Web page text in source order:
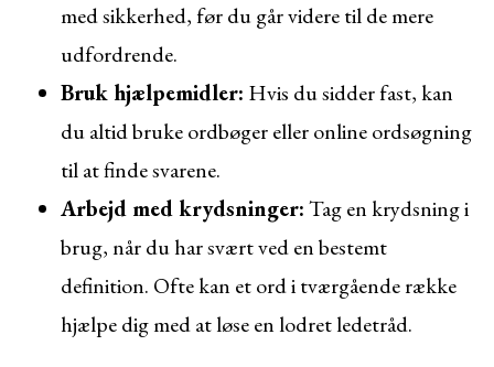
med sikkerhed, før du går videre til de mere
udfordrende.
Bruk hjælpemidler: Hvis du sidder fast, kan
du altid bruke ordbøger eller online ordsøgning
til at finde svarene.
Arbejd med krydsninger:Tag en krydsning i
brug, når du har svært ved en bestemt
definition. Ofte kan et ord i tværgående række
hjælpe dig med at løse en lodret ledetråd.